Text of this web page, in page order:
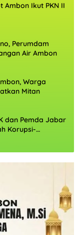
Ambon Ikut PKN II
Perumdam
Air Ambon
Warga
Mitan
dan Pemda Jabar
Korupsi-